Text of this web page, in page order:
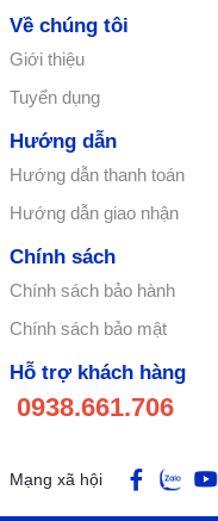
Về chúng tôi
Giới thiệu
Tuyển dụng
Hướng dẫn
Hướng dẫn thanh toán
Hướng dẫn giao nhận
Chính sách
Chính sách bảo hành
Chính sách bảo mật
Hỗ trợ khách hàng
0938.661.706
Mạng xã hội